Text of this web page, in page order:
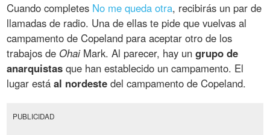
Cuando completes No me queda otra, recibirás un par de
llamadas de radio. Una de ellas te pide que vuelvas al
campamento de Copeland para aceptar otro de los
trabajos de OhaiMark. Al parecer, hay ungrupo de
anarquistas que han establecido un campamento. El
lugar estáal nordeste del campamento de Copeland.
PUBLICIDAD